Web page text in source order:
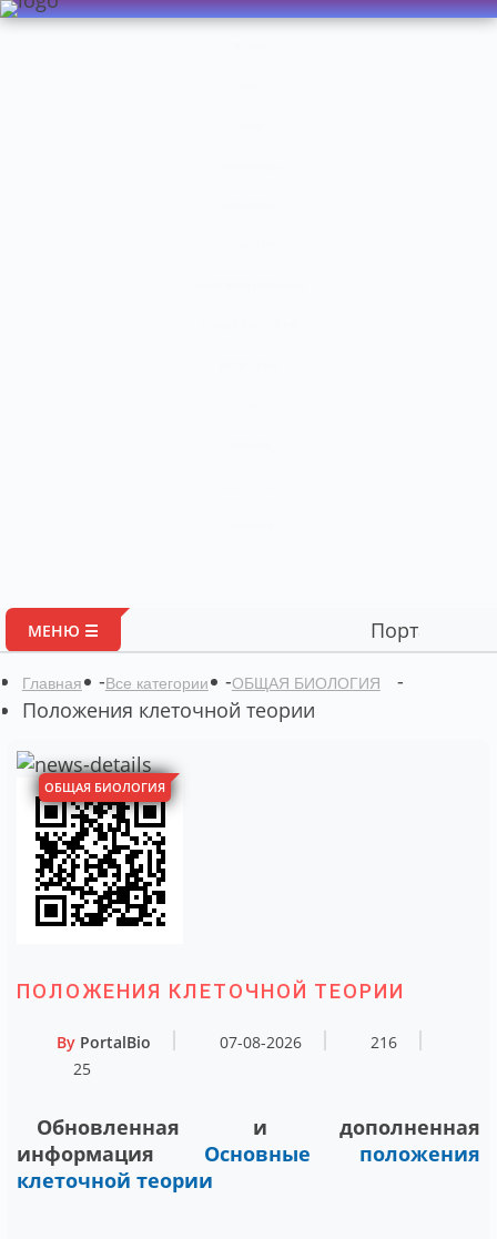
МЕНЮ ☰ Портал авторских
Главная -Все категории -ОБЩАЯ БИОЛОГИЯ
-
Положения клеточной теории
ОБЩАЯ БИОЛОГИЯ
ПОЛОЖЕНИЯ КЛЕТОЧНОЙ ТЕОРИИ
By PortalBio 07-08-2026
216
25
Обновленная и дополненная
информация Основные положения
клеточной теории